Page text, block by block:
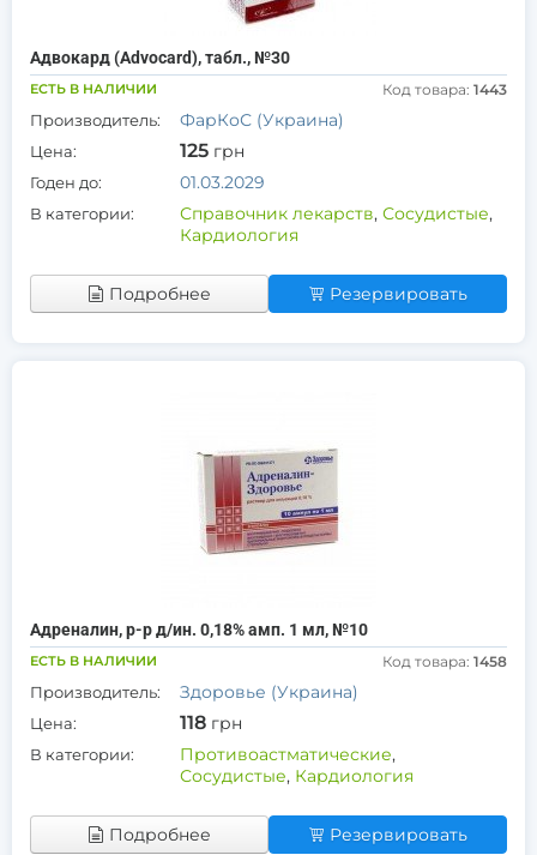
Адвокард (Advocard), табл., №30
ЕСТЬ В НАЛИЧИИ Код товара: 1443
Производитель: ФарКоС (Украина)
Цена: 125 грн
Годен до: 01.03.2029
В категории: Справочник лекарств, Сосудистые,
Кардиология
Подробнее Резервировать
Адреналин, р-р д/ин. 0,18% амп. 1 мл, №10
ЕСТЬ В НАЛИЧИИ Код товара: 1458
Производитель: Здоровье (Украина)
Цена: 118 грн
В категории: Противоастматические,
Сосудистые, Кардиология
Подробнее Резервировать